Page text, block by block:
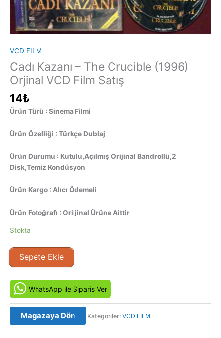
VCD FILM
Cadı Kazanı – The Crucible (1996)
Orjinal VCD Film Satış
14₺
Ürün Türü : Sinema Filmi
Ürün Özelliği : Türkçe Dublaj
Ürün Durumu : Kutulu,Açılmış,Orijinal Bandrollü,2
Disk,Temiz Kondüsyon
Ürün Kargo : Alıcı Ödemeli
Ürün Fotoğrafı : Oriijinal Ürüne Aittir
Stokta
Cadı
Kazanı
The
Crucible
(1996)
Orjinal
Sepete Ekle
WhatsApp ile Siparis Ver
Magazaya Dön Kategoriler: VCD FILM